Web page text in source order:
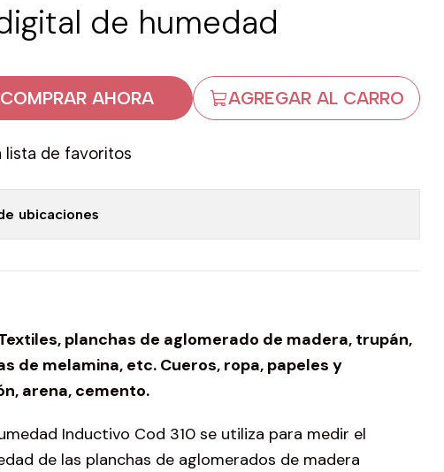
de humedad
AGREGAR AL CARRO
COMPRAR AHORA
lista de favoritos
ubicaciones
planchas de aglomerado de madera, trupán,
de melamina, etc. Cueros, ropa, papeles y
arena, cemento.
Inductivo Cod 310 se utiliza para medir el
de las planchas de aglomerados de madera